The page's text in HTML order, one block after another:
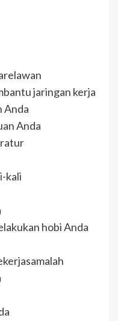
jaringan kerja
Anda
Anda
kali
hobi Anda